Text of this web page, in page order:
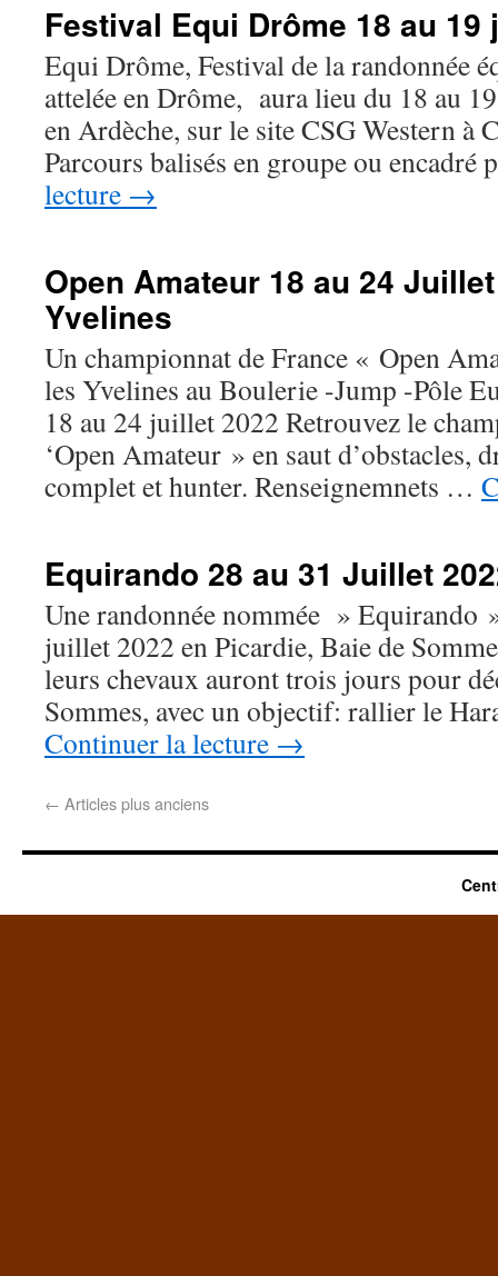
Festival Equi Drôme 18 au 19
Equi Drôme, Festival de la randonnée
attelée en Drôme, aura lieu du 18 au
en Ardèche, sur le site CSG Western à
Parcours balisés en groupe ou
lecture →
Open Amateur 18 au 24
Yvelines
Un championnat de France « Open
les Yvelines au Boulerie -Jump -Pôle
18 au 24 juillet 2022 Retrouvez le
‘Open Amateur » en saut d’obstacles,
complet et hunter. Renseignemnets …
Equirando 28 au 31 Juillet
Une randonnée nommée » Equirando
juillet 2022 en Picardie, Baie de
leurs chevaux auront trois jours pour
Sommes, avec un objectif: rallier le
Continuer la lecture →
← Articles plus anciens